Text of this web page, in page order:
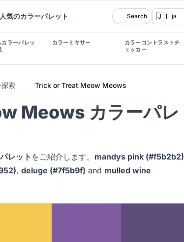
人気のカラーパレット Search 🇯🇵ja
カラーパレッ
カラーミキサー
カラーコントラストチ
ェッカー
索 Trick or Treat Meow Meows
Meows カラーパレ
レット をご紹介します。 mandys pink (#f5b2b2)
, deluge (#7f5b9f) and mulled wine